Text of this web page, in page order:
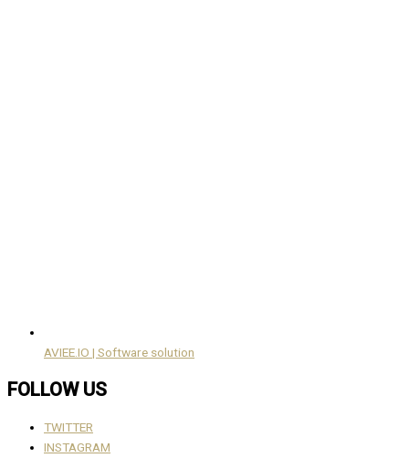
AVIEE.IO | Software solution
FOLLOW US
TWITTER
INSTAGRAM